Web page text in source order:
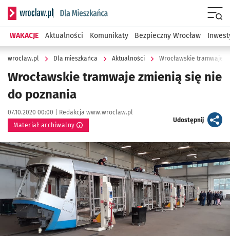
Serwis informacyjny wroclaw.pl podserwis: Dla mieszkańca
WAKACJE Aktualności Komunikaty Bezpieczny Wrocław
wroclaw.pl Dla mieszkańca Aktualności Wrocławskie tramwaje
Wrocławskie tramwaje zmienią się nie
do poznania
Data publikacji:
07.10.2020 00:00 | Autor:
Redakcja www.wroclaw.pl
Materiał archiwalny
Udostępnijartykuł
Kliknij, aby powiększyć